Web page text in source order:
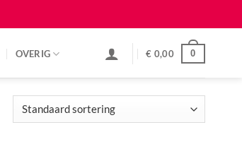
OVERIG € 0,00 0